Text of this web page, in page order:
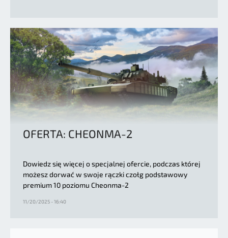
OFERTA: CHEONMA-2
Dowiedz się więcej o specjalnej ofercie, podczas której
możesz dorwać w swoje rączki czołg podstawowy
premium 10 poziomu Cheonma-2
11/20/2025 - 16:40